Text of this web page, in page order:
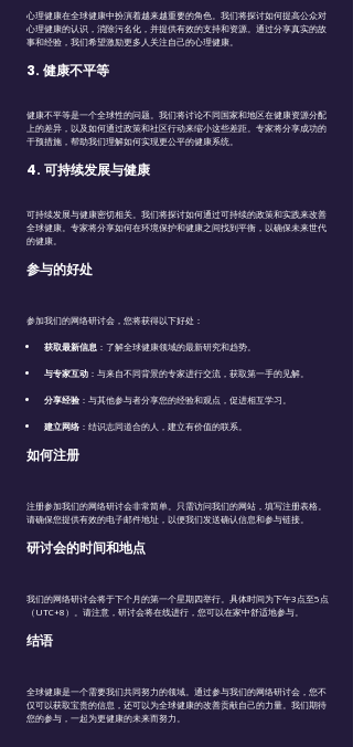
心理健康在全球健康中扮演着越来越重要的角色。我们将探讨如何提高公众对
心理健康的认识，消除污名化，并提供有效的支持和资源。通过分享真实的故
事和经验，我们希望激励更多人关注自己的心理健康。
3. 健康不平等
健康不平等是一个全球性的问题。我们将讨论不同国家和地区在健康资源分配
上的差异，以及如何通过政策和社区行动来缩小这些差距。专家将分享成功的
干预措施，帮助我们理解如何实现更公平的健康系统。
4. 可持续发展与健康
可持续发展与健康密切相关。我们将探讨如何通过可持续的政策和实践来改善
全球健康。专家将分享如何在环境保护和健康之间找到平衡，以确保未来世代
的健康。
参与的好处
参加我们的网络研讨会，您将获得以下好处：
获取最新信息 ：了解全球健康领域的最新研究和趋势。
与专家互动 ：与来自不同背景的专家进行交流，获取第一手的见解。
分享经验 ：与其他参与者分享您的经验和观点，促进相互学习。
建立网络 ：结识志同道合的人，建立有价值的联系。
如何注册
注册参加我们的网络研讨会非常简单。只需访问我们的网站，填写注册表格。
请确保您提供有效的电子邮件地址，以便我们发送确认信息和参与链接。
研讨会的时间和地点
我们的网络研讨会将于下个月的第一个星期四举行。具体时间为下午3点至5点
（UTC+8）。请注意，研讨会将在线进行，您可以在家中舒适地参与。
结语
全球健康是一个需要我们共同努力的领域。通过参与我们的网络研讨会，您不
仅可以获取宝贵的信息，还可以为全球健康的改善贡献自己的力量。我们期待
您的参与，一起为更健康的未来而努力。